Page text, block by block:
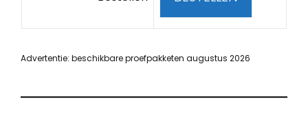
Advertentie: beschikbare proefpakketen augustus 2026